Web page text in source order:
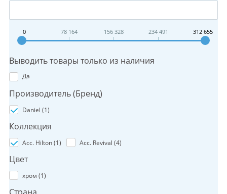
0 78 164 156 328 234 491 312 655
Выводить товары только из наличия
Да
Производитель (Бренд)
Daniel (1)
Коллекция
Acc. Hilton (1) Acc. Revival (4)
Цвет
хром (1)